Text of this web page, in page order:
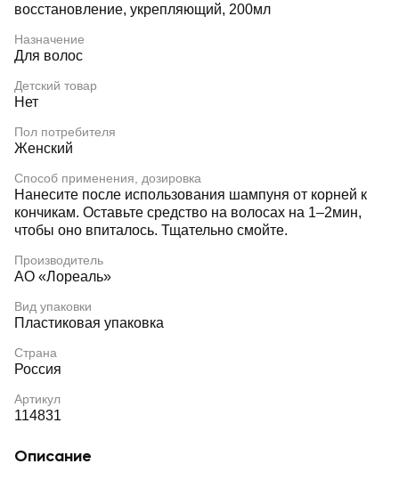
восстановление, укрепляющий, 200мл
Назначение
Для волос
Детский товар
Нет
Пол потребителя
Женский
Способ применения, дозировка
Нанесите после использования шампуня от корней к
кончикам. Оставьте средство на волосах на 1–2мин,
чтобы оно впиталось. Тщательно смойте.
Производитель
АО «Лореаль»
Вид упаковки
Пластиковая упаковка
Страна
Россия
Артикул
114831
Описание